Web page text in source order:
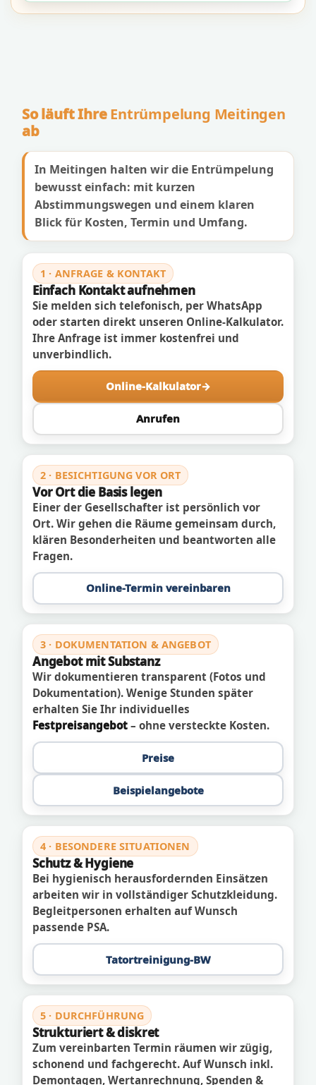
So läuft IhreEntrümpelung Meitingen
ab
In Meitingen halten wir die Entrümpelung
bewusst einfach: mit kurzen
Abstimmungswegen und einem klaren
Blick für Kosten, Termin und Umfang.
1 · ANFRAGE & KONTAKT
Einfach Kontakt aufnehmen
Sie melden sich telefonisch, per WhatsApp
oder starten direkt unseren Online-Kalkulator.
Ihre Anfrage ist immer kostenfrei und
unverbindlich.
Online-Kalkulator
Anrufen
2 · BESICHTIGUNG VOR ORT
Vor Ort die Basis legen
Einer der Gesellschafter ist persönlich vor
Ort. Wir gehen die Räume gemeinsam durch,
klären Besonderheiten und beantworten alle
Fragen.
Online-Termin vereinbaren
3 · DOKUMENTATION & ANGEBOT
Angebot mit Substanz
Wir dokumentieren transparent (Fotos und
Dokumentation). Wenige Stunden später
erhalten Sie Ihr individuelles
Festpreisangebot – ohne versteckte Kosten.
Preise
Beispielangebote
4 · BESONDERE SITUATIONEN
Schutz & Hygiene
Bei hygienisch herausfordernden Einsätzen
arbeiten wir in vollständiger Schutzkleidung.
Begleitpersonen erhalten auf Wunsch
passende PSA.
Tatortreinigung-BW
5 · DURCHFÜHRUNG
Strukturiert & diskret
Zum vereinbarten Termin räumen wir zügig,
schonend und fachgerecht. Auf Wunsch inkl.
Demontagen, Wertanrechnung, Spenden &